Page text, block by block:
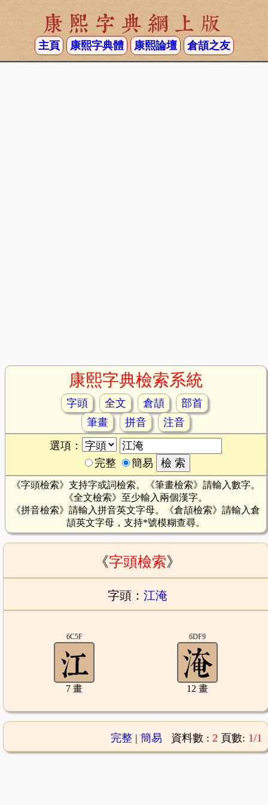
康熙字典網上版
主頁 康熙字典體 康熙論壇 倉頡之友
康熙字典檢索系統
字頭 全文 倉頡
部首
筆畫
拼音
注音
選項：
完整
簡易
《字頭檢索》支持字或詞檢索。《筆畫檢索》請輸入數字。
《全文檢索》至少輸入兩個漢字。
《拼音檢索》請輸入拼音英文字母。《倉頡檢索》請輸入倉
頡英文字母，支持*號模糊查尋。
《字頭檢索》
字頭： 江淹
6C5F
7 畫
6DF9
12 畫
完整| 簡易 資料數 : 2 頁數: 1/1